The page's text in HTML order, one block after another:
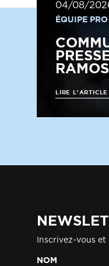
04/08/
ÉQUIPE PRO
RAMOS
LIRE L'ARTICLE
Inscrivez-vous
NOM